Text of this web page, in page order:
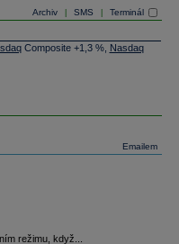
Archiv SMS Terminál
Composite +1,3 %, Nasdaq
0,831 mld. Kč. Průměrný objem
firmou
německé zbrojovky
by podle něj mohla pomoci
střel kvůli válce s Íránem
Emailem
režimu, když...